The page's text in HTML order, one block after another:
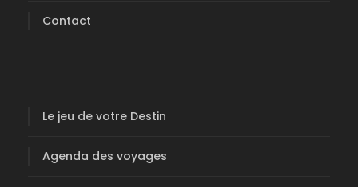
Contact
Le jeu de votre Destin
Agenda des voyages